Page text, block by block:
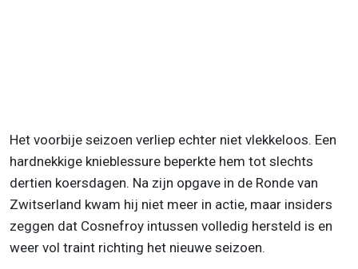
Het voorbije seizoen verliep echter niet vlekkeloos. Een
hardnekkige knieblessure beperkte hem tot slechts
dertien koersdagen. Na zijn opgave in de Ronde van
Zwitserland kwam hij niet meer in actie, maar insiders
zeggen dat Cosnefroy intussen volledig hersteld is en
weer vol traint richting het nieuwe seizoen.